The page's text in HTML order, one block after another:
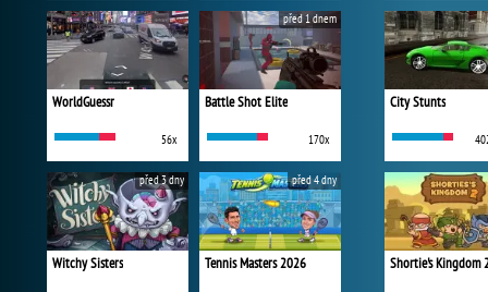
WorldGuessr
56x
Battle Shot Elite
170x
před 1 dnem
Witchy Sisters
před 3 dny
Tennis Masters 2026
před 4 dny
City Stunts
Shortie's Kingdom